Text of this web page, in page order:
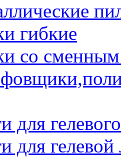
гибкие
со сменным
для
для гелевой